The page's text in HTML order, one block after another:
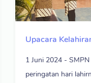
Upacara
1 Juni 2024 -
peringatan hari